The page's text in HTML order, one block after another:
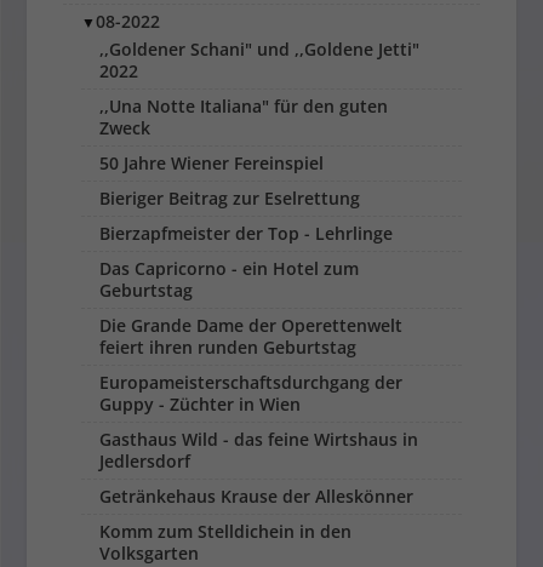
▼08-2022
,,Goldener Schani" und ,,Goldene Jetti"
2022
,,Una Notte Italiana" für den guten
Zweck
50 Jahre Wiener Fereinspiel
Bieriger Beitrag zur Eselrettung
Bierzapfmeister der Top - Lehrlinge
Das Capricorno - ein Hotel zum
Geburtstag
Die Grande Dame der Operettenwelt
feiert ihren runden Geburtstag
Europameisterschaftsdurchgang der
Guppy - Züchter in Wien
Gasthaus Wild - das feine Wirtshaus in
Jedlersdorf
Getränkehaus Krause der Alleskönner
Komm zum Stelldichein in den
Volksgarten